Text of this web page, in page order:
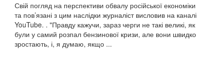
Свій погляд на перспективи обвалу російської економіки
та пов’язані з цим наслідки журналіст висловив на каналі
YouTube. . "Правду кажучи, зараз черги не такі великі, як
були у самий розпал бензинової кризи, але вони швидко
зростають, і, я думаю, якщо ...